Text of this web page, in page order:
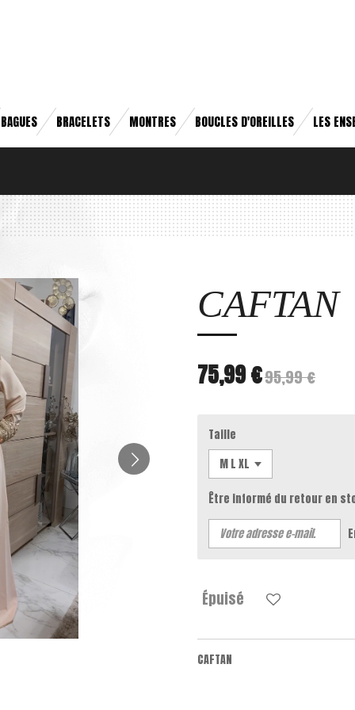
BAGUES BRACELETS MONTRES BOUCLES D'OREILLES LES
CAFTAN
75,99 €95,99 €
Taille
Être informé du retour en
Épuisé
CAFTAN